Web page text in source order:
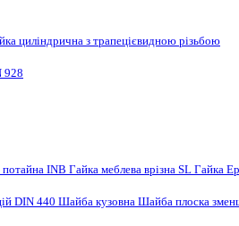
циліндрична з трапецієвидною різьбою
928
потайна INB Гайка меблева врізна SL Гайка
DIN 440 Шайба кузовна Шайба плоска